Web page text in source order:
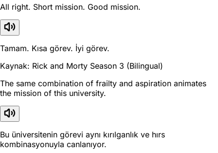
All right. Short mission. Good mission.
Tamam. Kısa görev. İyi görev.
Kaynak: Rick and Morty Season 3 (Bilingual)
The same combination of frailty and aspiration animates
the mission of this university.
Bu üniversitenin görevi aynı kırılganlık ve hırs
kombinasyonuyla canlanıyor.